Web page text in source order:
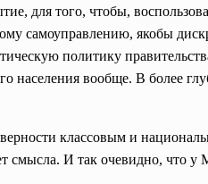
для того, чтобы,
самоуправлению, якобы
политику
населения вообще. В более
классовым и
смысла. И так очевидно, что